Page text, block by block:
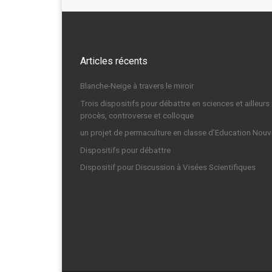
Articles récents
Blanche-Neige à travers le miroir
Trois dispositifs pour débattre en sciences et ailleurs :
procès, controverse et colloque
un projet de permaculture en classe d’Education
Dispositifs pour débattre
Dispositif pour Discussion à Visées Scientifiques